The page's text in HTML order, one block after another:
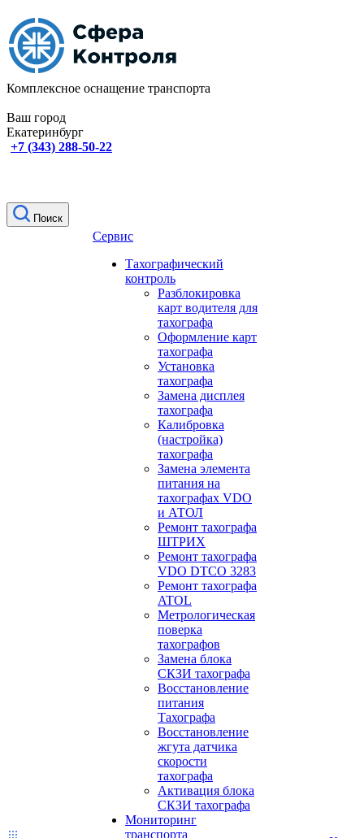
Комплексное оснащение транспорта
Ваш город
Екатеринбург
+7 (343) 288-50-22
Поиск
Сервис
Тахографический
контроль
Разблокировка
карт водителя для
тахографа
Оформление карт
тахографа
Установка
тахографа
Замена дисплея
тахографа
Калибровка
(настройка)
тахографа
Замена элемента
питания на
тахографах VDO
и АТОЛ
Ремонт тахографа
ШТРИХ
Ремонт тахографа
VDO DTCO 3283
Ремонт тахографа
ATOL
Метрологическая
поверка
тахографов
Замена блока
СКЗИ тахографа
Восстановление
питания
Тахографа
Восстановление
жгута датчика
скорости
тахографа
Активация блока
СКЗИ тахографа
Мониторинг
транспорта